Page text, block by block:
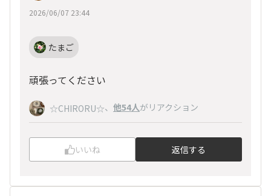
2026/06/07 23:44
たまご
頑張ってください
☆CHIRORU☆、 他54人がリアクション
いいね 返信する